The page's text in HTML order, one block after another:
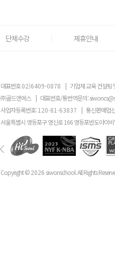
단체수강 제휴안내
대표번호02)6409-0878 | 기업체 교육 컨설팅
㈜골드앤에스 | 대표번호/통번역문의:
사업자등록번호:120-81-63837 | 통신판매업
서울특별시 영등포구 영신로 166 영등포반도아이
Copyright ©2026 siwonschool. All Rights